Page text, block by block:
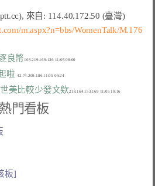
※ 發信站: 批踢踢實業坊(ptt.cc), 來自: 114.40.172.50 (臺灣)
m.aspx?n=bbs/WomenTalk/M.176
良幣
啦
  42.74.209.186 11/05 09:24
美比較少發文欸
熱門看板
板]